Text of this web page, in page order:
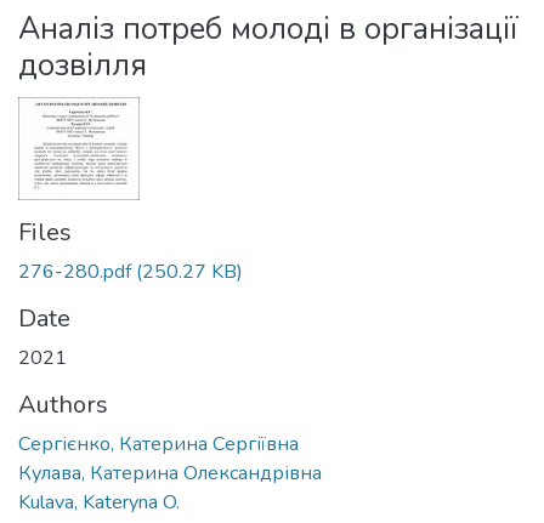
Statistics
Аналіз потреб молоді в організації
дозвілля
Files
276-280.pdf(250.27 KB)
Date
2021
Authors
Сергієнко, Катерина Сергіївна
Кулава, Катерина Олександрівна
Kulava, Kateryna O.